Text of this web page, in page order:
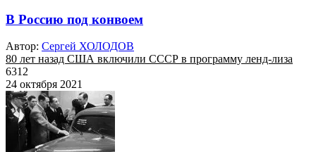
В Россию под конвоем
Автор: Сергей ХОЛОДОВ
80 лет назад США включили СССР в программу ленд-лиза
6312
24 октября 2021